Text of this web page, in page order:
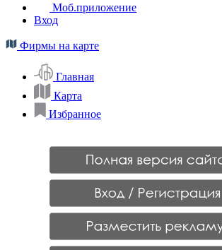
Моб.приложение
Вход
Фирмы на карте
Главная
Карта
Избранное